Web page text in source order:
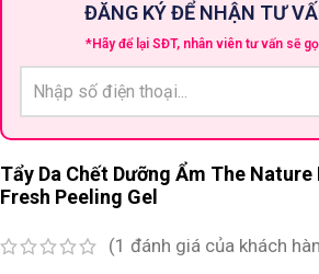
ĐĂNG KÝ ĐỂ NHẬN TƯ
*Hãy để lại SĐT, nhân viên tư vấn sẽ
Tẩy Da Chết Dưỡng Ẩm The Nature
Fresh Peeling Gel
(1 đánh giá của khách